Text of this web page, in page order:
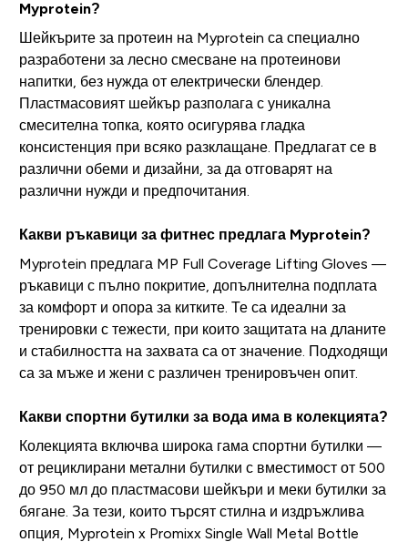
Myprotein?
Шейкърите за протеин на Myprotein са специално
разработени за лесно смесване на протеинови
напитки, без нужда от електрически блендер.
Пластмасовият шейкър разполага с уникална
смесителна топка, която осигурява гладка
консистенция при всяко разклащане. Предлагат се в
различни обеми и дизайни, за да отговарят на
различни нужди и предпочитания.
Какви ръкавици за фитнес предлага Myprotein?
Myprotein предлага MP Full Coverage Lifting Gloves —
ръкавици с пълно покритие, допълнителна подплата
за комфорт и опора за китките. Те са идеални за
тренировки с тежести, при които защитата на дланите
и стабилността на захвата са от значение. Подходящи
са за мъже и жени с различен тренировъчен опит.
Какви спортни бутилки за вода има в колекцията?
Колекцията включва широка гама спортни бутилки —
от рециклирани метални бутилки с вместимост от 500
до 950 мл до пластмасови шейкъри и меки бутилки за
бягане. За тези, които търсят стилна и издръжлива
опция, Myprotein x Promixx Single Wall Metal Bottle